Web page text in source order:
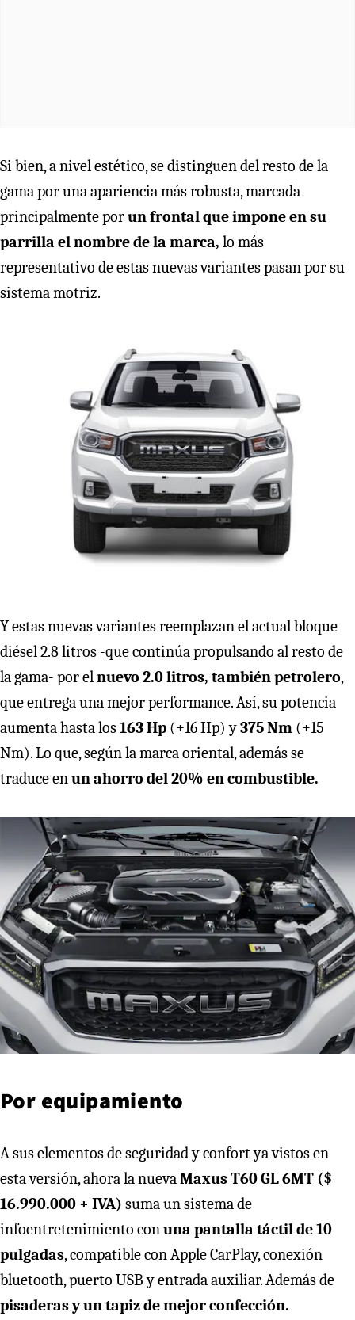
Si bien, a nivel estético, se distinguen del resto de la
gama por una apariencia más robusta, marcada
principalmente porun frontal que impone en su
parrilla el nombre de la marca, lo más
representativo de estas nuevas variantes pasan por su
sistema motriz.
Y estas nuevas variantes reemplazan el actual bloque
diésel 2.8 litros -que continúa propulsando al resto de
la gama- por elnuevo 2.0 litros, también petrolero,
que entrega una mejor performance. Así, su potencia
aumenta hasta los163 Hp (+16 Hp) y375 Nm (+15
Nm). Lo que, según la marca oriental, además se
traduce enun ahorro del 20% en combustible.
Por equipamiento
A sus elementos de seguridad y confort ya vistos en
esta versión, ahora la nuevaMaxus T60 GL 6MT ($
16.990.000 + IVA) suma un sistema de
infoentretenimiento conuna pantalla táctil de 10
pulgadas, compatible con Apple CarPlay, conexión
bluetooth, puerto USB y entrada auxiliar. Además de
pisaderas y un tapiz de mejor confección.